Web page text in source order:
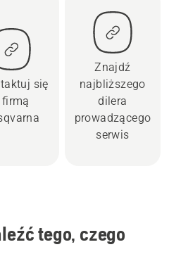
się
Znajdź
najbliższego
dilera
prowadzącego
serwis
tego, czego